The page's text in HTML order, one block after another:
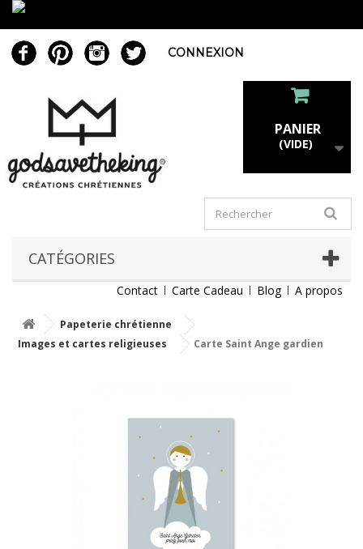
CONNEXION
PANIER
(VIDE)
CATÉGORIES
Contact Carte Cadeau Blog A propos
Papeterie chrétienne
Images et cartes religieuses
Carte Saint Ange gardien